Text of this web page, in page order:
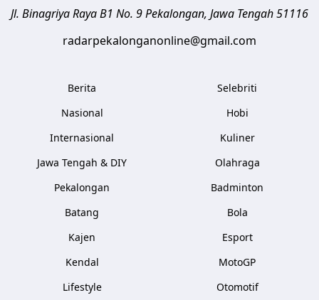
Jl. Binagriya Raya B1 No. 9Pekalongan, Jawa Tengah51116
radarpekalonganonline@gmail.com
Berita
Nasional
Internasional
Jawa Tengah & DIY
Pekalongan
Batang
Kajen
Kendal
Lifestyle
Selebriti
Hobi
Kuliner
Olahraga
Badminton
Bola
Esport
MotoGP
Otomotif